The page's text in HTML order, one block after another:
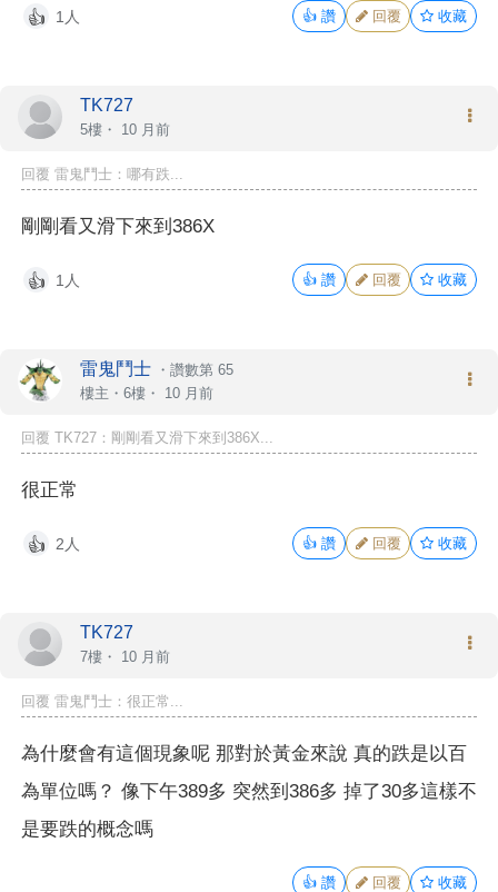
👍 1人 👍 讚 回覆 收藏
TK727
5樓・ 10 月前
回覆 雷鬼鬥士：哪有跌...
剛剛看又滑下來到386X
👍 1人 👍 讚 回覆 收藏
雷鬼鬥士 ・ 讚數第 65
樓主 ・6樓・ 10 月前
回覆 TK727：剛剛看又滑下來到386X...
很正常
👍 2人 👍 讚 回覆 收藏
TK727
7樓・ 10 月前
回覆 雷鬼鬥士：很正常...
為什麼會有這個現象呢 那對於黃金來說 真的跌是以百
為單位嗎？ 像下午389多 突然到386多 掉了30多這樣不
是要跌的概念嗎
👍 讚 回覆 收藏